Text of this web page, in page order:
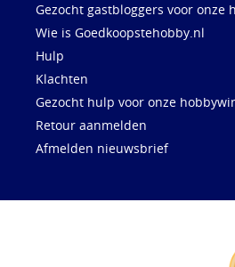
Gezocht gastbloggers voor onze
Wie is Goedkoopstehobby.nl
Hulp
Klachten
Gezocht hulp voor onze
Retour aanmelden
Afmelden nieuwsbrief